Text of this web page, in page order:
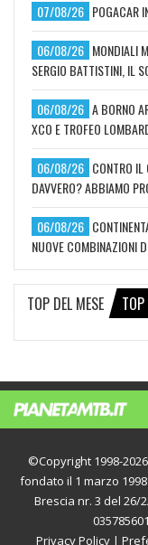
07/08/26 POGACAR
06/08/26 MONDIALI
SERGIO BATTISTINI, IL
06/08/26 A BORNO
XCO E TROFEO
06/08/26 CONTRO
DAVVERO? ABBIAMO
06/08/26
NUOVE COMBINAZIONI
TOP DEL MESE TOP
©Copyright 1998-2026
fondato il 1 marzo
Brescia nr. 3 del 26/
Privacy Policy|